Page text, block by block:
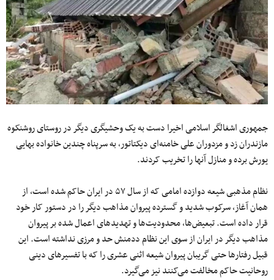
جمهوری اشغالگر اسلامی اخیرا دست به یک وحشیگری دیگر در روستای روشنکوه
مازندران زد و مزدوران علی خامنه‌ای دیکتاتور، به سرپناه چندین خانواده بهایی
یورش برده و منازل آنها را تخریب کردند.
نظام مذهبی شیعه دوازده امامی که از سال ۵۷ در ایران حاکم شده است، از
همان آغاز، سرکوب شدید و گسترده پیروان مذاهب دیگر را در دستور کار خود
قرار داده است. تبعیض‌ها، محدودیت‌ها و تهدیدهای اعمال شده بر پیروان
مذاهب دیگر در ایران از سوی این نظام ددمنش حد و مرزی نداشته است. این
قبیل رفتارها حتی گریبان پیروان شیعه اثنی عشری را که با تفسیرهای دینی
روحانیت حاکم مخالفت می‌کنند نیز می‌گیرد.